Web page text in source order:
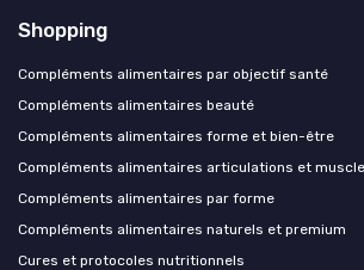
Shopping
Compléments alimentaires par objectif santé
Compléments alimentaires beauté
Compléments alimentaires forme et bien-être
Compléments alimentaires articulations et
Compléments alimentaires par forme
Compléments alimentaires naturels et premium
Cures et protocoles nutritionnels